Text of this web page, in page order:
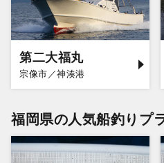
第二大福丸
宗像市／神湊港
福岡県の人気船釣りプ